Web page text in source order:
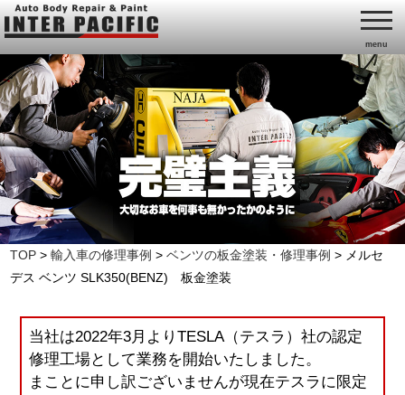
menu
TOP >輸入車の修理事例 >ベンツの板金塗装・修理事例 > メルセ
デス ベンツ SLK350(BENZ) 板金塗装
当社は2022年3月よりTESLA（テスラ）社の認定
修理工場として業務を開始いたしました。
まことに申し訳ございませんが現在テスラに限定